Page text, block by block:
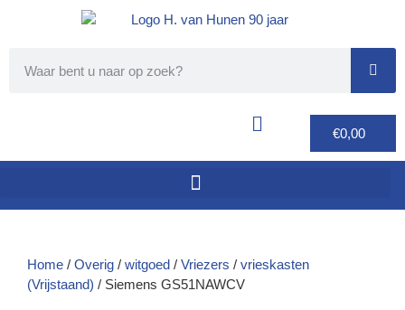
€0,00
Home / Overig / witgoed / Vriezers / vrieskasten
(Vrijstaand) / Siemens GS51NAWCV